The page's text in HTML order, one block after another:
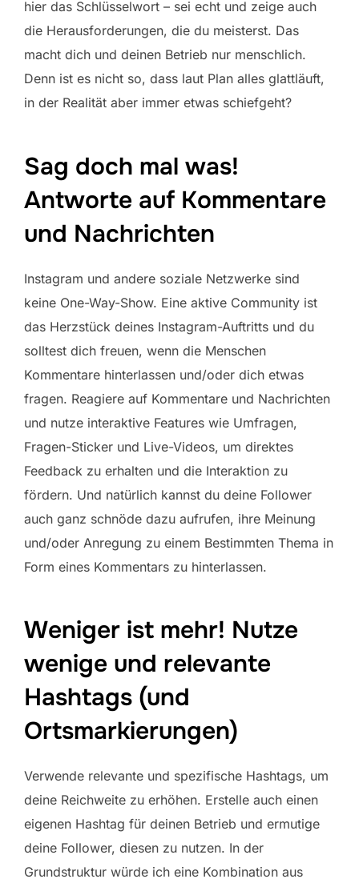
hier das Schlüsselwort – sei echt und zeige auch
die Herausforderungen, die du meisterst. Das
macht dich und deinen Betrieb nur menschlich.
Denn ist es nicht so, dass laut Plan alles glattläuft,
in der Realität aber immer etwas schiefgeht?
Sag doch mal was!
Antworte auf Kommentare
und Nachrichten
Instagram und andere soziale Netzwerke sind
keine One-Way-Show. Eine aktive Community ist
das Herzstück deines Instagram-Auftritts und du
solltest dich freuen, wenn die Menschen
Kommentare hinterlassen und/oder dich etwas
fragen. Reagiere auf Kommentare und Nachrichten
und nutze interaktive Features wie Umfragen,
Fragen-Sticker und Live-Videos, um direktes
Feedback zu erhalten und die Interaktion zu
fördern. Und natürlich kannst du deine Follower
auch ganz schnöde dazu aufrufen, ihre Meinung
und/oder Anregung zu einem Bestimmten Thema in
Form eines Kommentars zu hinterlassen.
Weniger ist mehr! Nutze
wenige und relevante
Hashtags (und
Ortsmarkierungen)
Verwende relevante und spezifische Hashtags, um
deine Reichweite zu erhöhen. Erstelle auch einen
eigenen Hashtag für deinen Betrieb und ermutige
deine Follower, diesen zu nutzen. In der
Grundstruktur würde ich eine Kombination aus